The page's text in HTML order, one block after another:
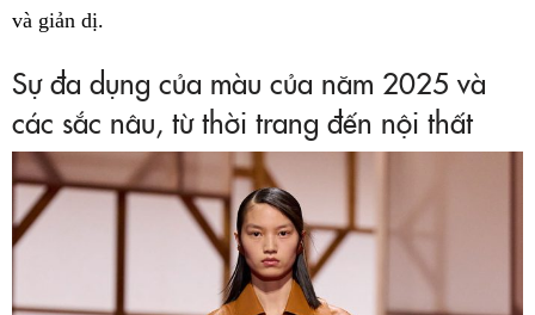
và giản dị.
Sự đa dụng của màu của năm 2025 và
các sắc nâu, từ thời trang đến nội thất